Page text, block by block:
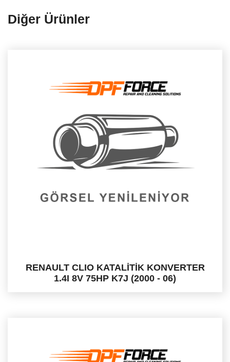
Diğer Ürünler
RENAULT CLIO KATALİTİK KONVERTER
1.4I 8V 75HP K7J (2000 - 06)